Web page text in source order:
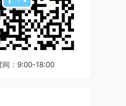
间：9:00-18:00